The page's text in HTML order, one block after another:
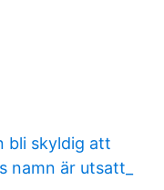
bli skyldig att
är utsatt_